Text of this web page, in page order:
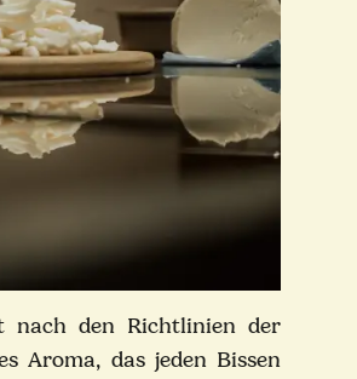
nach den Richtlinien der
Aroma, das jeden Bissen